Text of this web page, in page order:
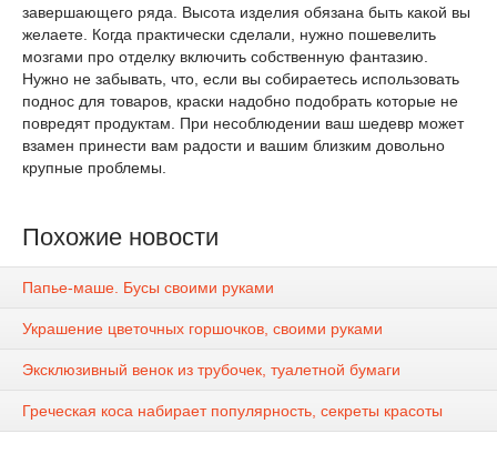
завершающего ряда. Высота изделия обязана быть какой вы
желаете. Когда практически сделали, нужно пошевелить
мозгами про отделку включить собственную фантазию.
Нужно не забывать, что, если вы собираетесь использовать
поднос для товаров, краски надобно подобрать которые не
повредят продуктам. При несоблюдении ваш шедевр может
взамен принести вам радости и вашим близким довольно
крупные проблемы.
Похожие новости
Папье-маше. Бусы своими руками
Украшение цветочных горшочков, своими руками
Эксклюзивный венок из трубочек, туалетной бумаги
Греческая коса набирает популярность, секреты красоты